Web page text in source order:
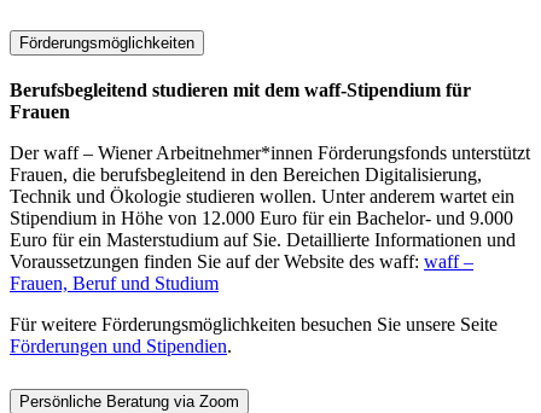
Förderungsmöglichkeiten
Berufsbegleitend studieren mit dem waff-Stipendium für
Frauen
Der waff – Wiener Arbeitnehmer*innen Förderungsfonds unterstützt
Frauen, die berufsbegleitend in den Bereichen Digitalisierung,
Technik und Ökologie studieren wollen. Unter anderem wartet ein
Stipendium in Höhe von 12.000 Euro für ein Bachelor- und 9.000
Euro für ein Masterstudium auf Sie. Detaillierte Informationen und
Voraussetzungen finden Sie auf der Website des waff: waff –
Frauen, Beruf und Studium
Für weitere Förderungsmöglichkeiten besuchen Sie unsere Seite
Förderungen und Stipendien.
Persönliche Beratung via Zoom